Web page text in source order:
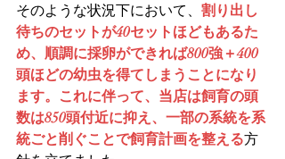
そのような状況下において、 割り出し
待ちのセットが40セットほどもあるた
め、順調に採卵ができれば800強＋400
頭ほどの幼虫を得てしまうことになり
ます。これに伴って、当店は飼育の頭
数は850頭付近に抑え、一部の系統を系
統ごと削ぐことで飼育計画を整える方